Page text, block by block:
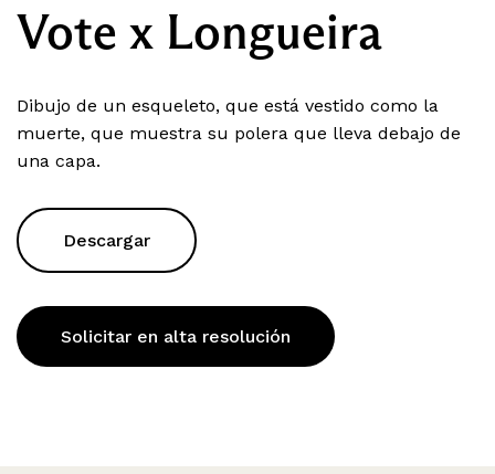
Vote x Longueira
Dibujo de un esqueleto, que está vestido como la
muerte, que muestra su polera que lleva debajo de
una capa.
Descargar
Solicitar en alta resolución